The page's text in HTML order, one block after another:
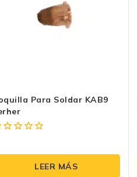
Para Soldar KAB9
LEER MÁS